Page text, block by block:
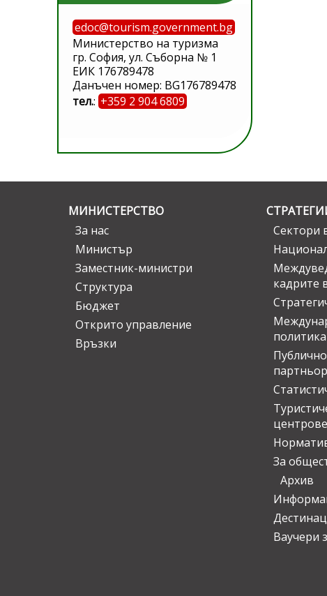
edoc@tourism.government.bg
Министерство на туризма
гр. София, ул. Съборна № 1
ЕИК 176789478
Данъчен номер: BG176789478
тел.: +359 2 904 6809
МИНИСТЕРСТВО
За нас
Министър
Заместник-министри
Структура
Бюджет
Открито управление
Връзки
Сектори
кадрите
политика
центрове
За
Архив
Ваучери